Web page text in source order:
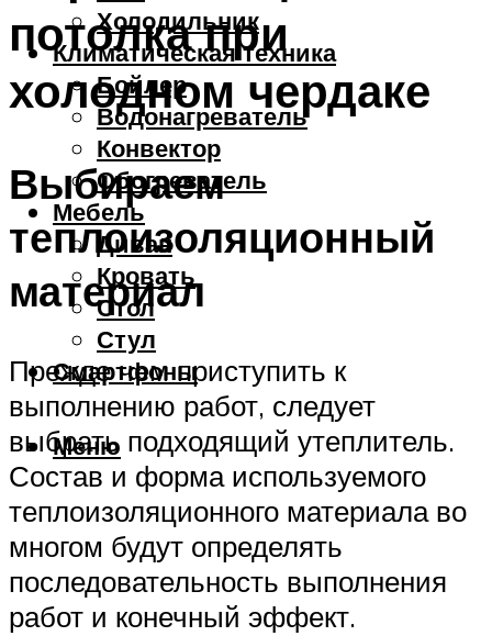
Холодильник
Климатическая техника
Бойлер
Водонагреватель
Конвектор
Обогреватель
Мебель
Диван
Кровать
Стол
Стул
Смартфоны
Меню
потолка при
холодном чердаке
Выбираем
теплоизоляционный
материал
Прежде чем приступить к
выполнению работ, следует
выбрать подходящий утеплитель.
Состав и форма используемого
теплоизоляционного материала во
многом будут определять
последовательность выполнения
работ и конечный эффект.